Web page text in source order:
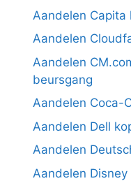
Aandelen Capita
Aandelen
Aandelen
beursgang
Aandelen Coca-
Aandelen Dell
Aandelen
Aandelen Disney